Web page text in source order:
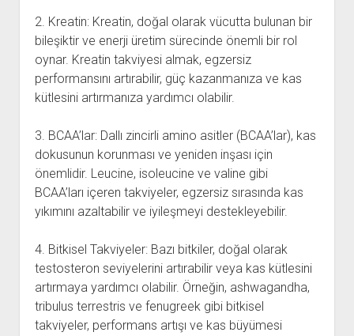
2. Kreatin: Kreatin, doğal olarak vücutta bulunan bir
bileşiktir ve enerji üretim sürecinde önemli bir rol
oynar. Kreatin takviyesi almak, egzersiz
performansını artırabilir, güç kazanmanıza ve kas
kütlesini artırmanıza yardımcı olabilir.
3. BCAA’lar: Dallı zincirli amino asitler (BCAA’lar), kas
dokusunun korunması ve yeniden inşası için
önemlidir. Leucine, isoleucine ve valine gibi
BCAA’ları içeren takviyeler, egzersiz sırasında kas
yıkımını azaltabilir ve iyileşmeyi destekleyebilir.
4. Bitkisel Takviyeler: Bazı bitkiler, doğal olarak
testosteron seviyelerini artırabilir veya kas kütlesini
artırmaya yardımcı olabilir. Örneğin, ashwagandha,
tribulus terrestris ve fenugreek gibi bitkisel
takviyeler, performans artışı ve kas büyümesi